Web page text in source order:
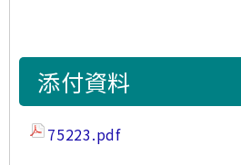
添付資料
75223.pdf